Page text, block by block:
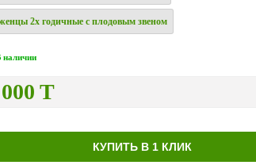
2х годичные с плодовым звеном
наличии
T
КУПИТЬ В 1 КЛИК